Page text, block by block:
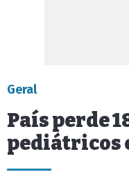
Geral
País perde
pediátricos